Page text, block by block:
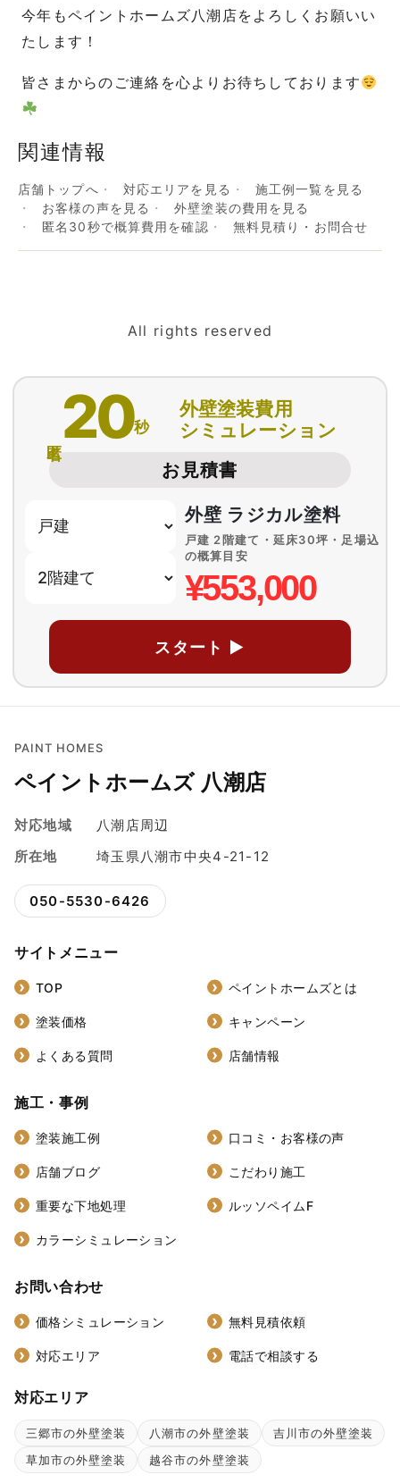
今年もペイントホームズ八潮店をよろしくお願いい
たします！
皆さまからのご連絡を心よりお待ちしております
関連情報
店舗トップへ 対応エリアを見る
施工例一覧を見る
お客様の声を見る
外壁塗装の費用を見る
匿名30秒で概算費用を確認
無料見積り・お問合せ
All rights reserved
20秒
外壁塗装費用
シミュレーション
お見積書
外壁 ラジカル塗料
戸建 2階建て・延床30坪・足場込
の概算目安
¥553,000
スタート ▶
PAINT HOMES
ペイントホームズ 八潮店
対応地域
八潮店周辺
所在地
埼玉県八潮市中央4-21-12
050-5530-6426
サイトメニュー
TOP ペイントホームズとは
塗装価格 キャンペーン
よくある質問 店舗情報
施工・事例
塗装施工例 口コミ・お客様の声
店舗ブログ こだわり施工
重要な下地処理 ルッソペイムF
カラーシミュレーション
お問い合わせ
価格シミュレーション 無料見積依頼
対応エリア 電話で相談する
対応エリア
三郷市の外壁塗装 八潮市の外壁塗装
吉川市の外壁塗装
草加市の外壁塗装
越谷市の外壁塗装